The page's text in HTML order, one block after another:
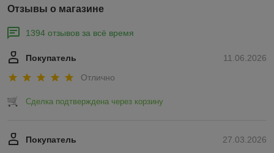
Отзывы о магазине
1394 отзывов за всё время
11.06.2026
Покупатель
Отлично
Сделка подтверждена через корзину
27.03.2026
Покупатель